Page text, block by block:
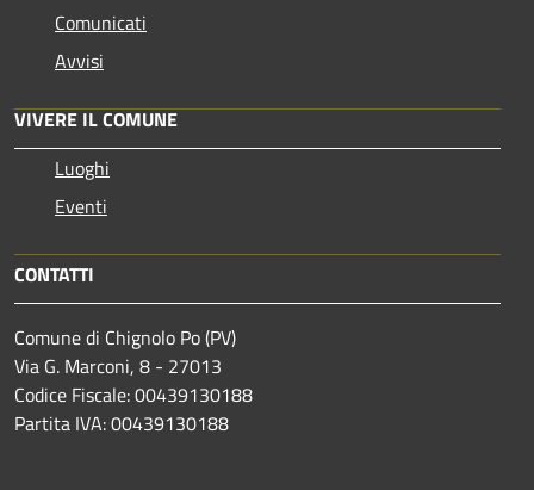
Comunicati
Avvisi
VIVERE IL COMUNE
Luoghi
Eventi
CONTATTI
Comune di Chignolo Po (PV)
Via G. Marconi, 8 - 27013
Codice Fiscale: 00439130188
Partita IVA: 00439130188